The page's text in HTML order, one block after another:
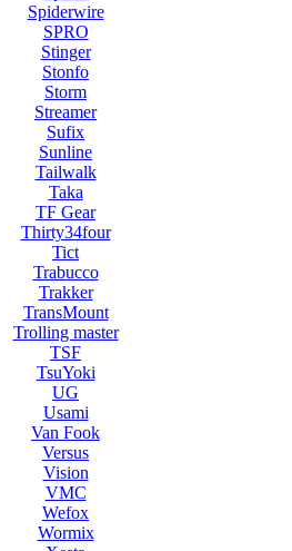
Spiderwire
SPRO
Stinger
Stonfo
Storm
Streamer
Sufix
Sunline
Tailwalk
Taka
TF Gear
Thirty34four
Tict
Trabucco
Trakker
TransMount
Trolling master
TSF
TsuYoki
UG
Usami
Van Fook
Versus
Vision
VMC
Wefox
Wormix